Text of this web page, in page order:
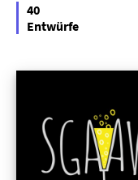
40
Entwürfe